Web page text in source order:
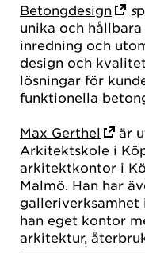
Betongdesign
s
unika och
inredning och
design och
lösningar för
funktionella
Max Gerthel
är
Arkitektskole i
arkitektkontor i
Malmö. Han har
galleriverksamhet
han eget kontor
arkitektur,